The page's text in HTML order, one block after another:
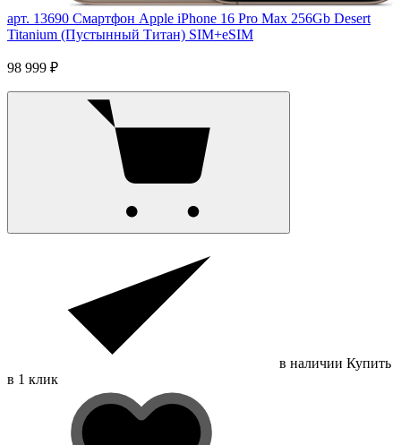
арт. 13690 Смартфон Apple iPhone 16 Pro Max 256Gb Desert
Titanium (Пустынный Титан) SIM+eSIM
98 999 ₽
в наличии Купить
в 1 клик